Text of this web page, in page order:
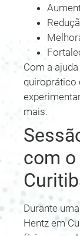
Com a
quiroprático
mais.
com o
Durante
Hentz em